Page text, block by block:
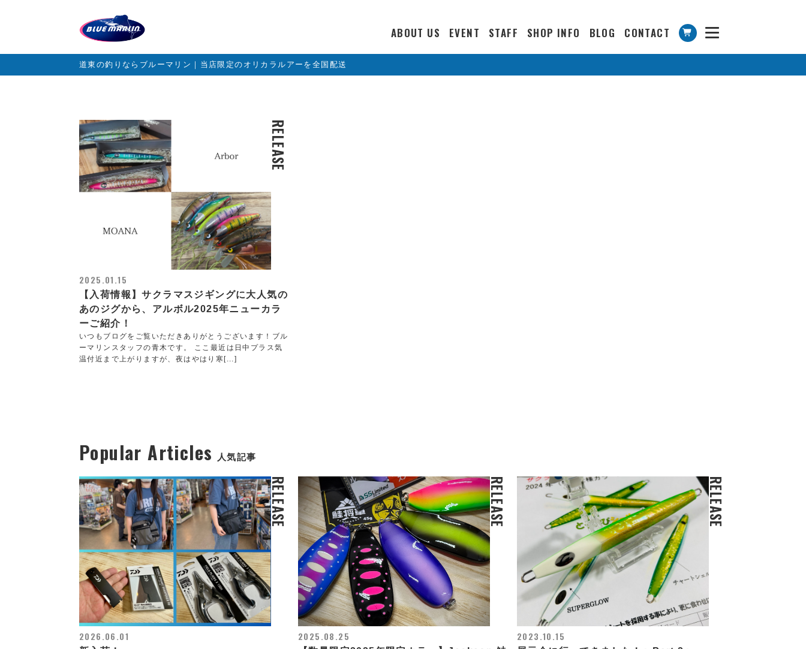
ABOUT US EVENT STAFF SHOP INFO BLOG CONTACT
道東の釣りならブルーマリン｜当店限定のオリカラルアーを全国配送
RELEASE
2025.01.15
【入荷情報】サクラマスジギングに大人気の
あのジグから、アルボル2025年ニューカラ
ーご紹介！
いつもブログをご覧いただきありがとうございます！ブル
ーマリンスタッフの青木です。 ここ最近は日中プラス気
温付近まで上がりますが、夜はやはり寒[...]
Popular Articles 人気記事
RELEASE
2026.06.01
RELEASE
2025.08.25
RELEASE
2023.10.15